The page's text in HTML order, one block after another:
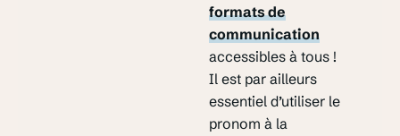
formats de
communication
accessibles à tous !
Il est par ailleurs
essentiel d’utiliser le
pronom à la